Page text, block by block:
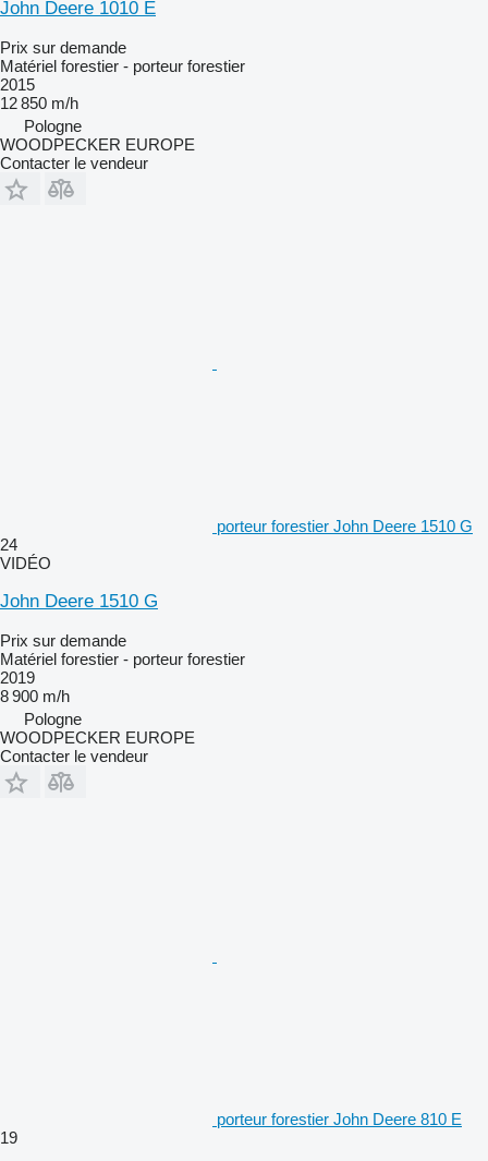
John Deere 1010 E
Prix sur demande
Matériel forestier - porteur forestier
2015
12 850 m/h
Pologne
WOODPECKER EUROPE
Contacter le vendeur
porteur forestier John Deere 1510 G
24
VIDÉO
John Deere 1510 G
Prix sur demande
Matériel forestier - porteur forestier
2019
8 900 m/h
Pologne
WOODPECKER EUROPE
Contacter le vendeur
porteur forestier John Deere 810 E
19